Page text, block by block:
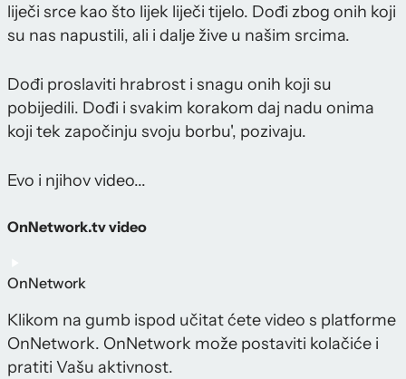
liječi srce kao što lijek liječi tijelo. Dođi zbog onih koji
su nas napustili, ali i dalje žive u našim srcima.
Dođi proslaviti hrabrost i snagu onih koji su
pobijedili. Dođi i svakim korakom daj nadu onima
koji tek započinju svoju borbu', pozivaju.
Evo i njihov video...
OnNetwork.tv video
OnNetwork
Klikom na gumb ispod učitat ćete video s platforme
OnNetwork. OnNetwork može postaviti kolačiće i
pratiti Vašu aktivnost.